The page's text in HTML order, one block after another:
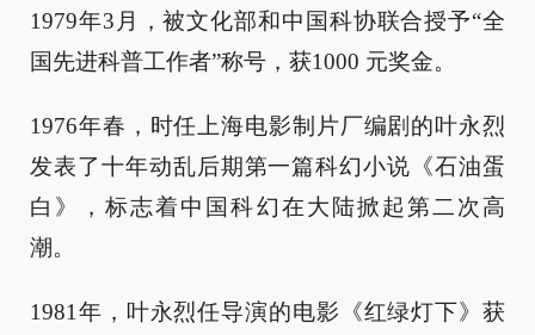
1979年3月，被文化部和中国科协联合授予“全
国先进科普工作者”称号，获1000 元奖金。
1976年春，时任上海电影制片厂编剧的叶永烈
发表了十年动乱后期第一篇科幻小说《石油蛋
白》，标志着中国科幻在大陆掀起第二次高
潮。
1981年，叶永烈任导演的电影《红绿灯下》获